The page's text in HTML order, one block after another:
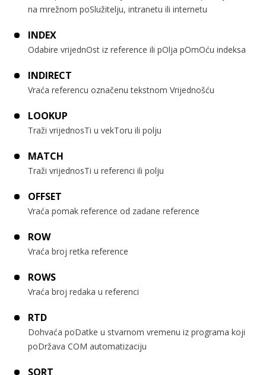
na mrežnom poSlužitelju, intranetu ili internetu
INDEX
Odabire vrijednOst iz reference ili pOlja pOmOću indeksa
INDIRECT
Vraća referencu označenu tekstnom Vrijednošću
LOOKUP
Traži vrijednosTi u vekToru ili polju
MATCH
Traži vrijednosTi u referenci ili polju
OFFSET
Vraća pomak reference od zadane reference
ROW
Vraća broj retka reference
ROWS
Vraća broj redaka u referenci
RTD
Dohvaća poDatke u stvarnom vremenu iz programa koji
poDržava COM automatizaciju
SORT